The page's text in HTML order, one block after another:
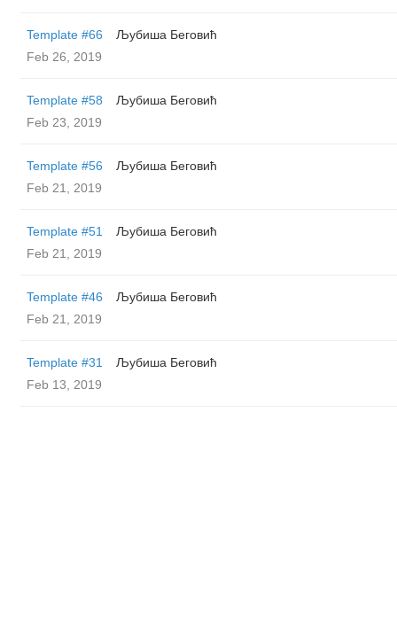
Template #66
Љубиша Беговић
Feb 26, 2019
Template #58
Љубиша Беговић
Feb 23, 2019
Template #56
Љубиша Беговић
Feb 21, 2019
Template #51
Љубиша Беговић
Feb 21, 2019
Template #46
Љубиша Беговић
Feb 21, 2019
Template #31
Љубиша Беговић
Feb 13, 2019